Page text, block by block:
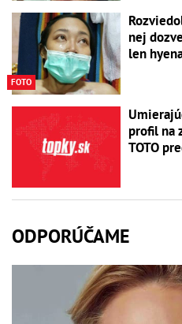
FOTO
nej
len
profil na
TOTO
ODPORÚČAME